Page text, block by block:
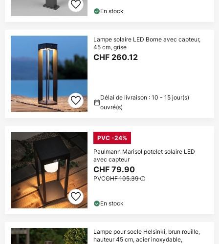
En stock
Lampe solaire LED Borne avec capteur,
45 cm, grise
CHF 260.12
Délai de livraison : 10 - 15 jour(s)
ouvré(s)
PVC -24%
Paulmann Marisol potelet solaire LED
avec capteur
CHF 79.90
PVCCHF 105.39
En stock
Lampe pour socle Helsinki, brun rouille,
hauteur 45 cm, acier inoxydable,